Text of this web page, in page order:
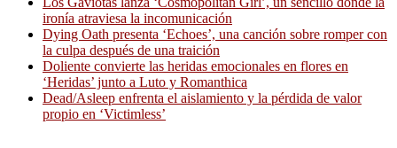
ironía atraviesa la incomunicación
Dying Oath presenta ‘Echoes’, una canción sobre romper con
la culpa después de una traición
Doliente convierte las heridas emocionales en flores en
‘Heridas’ junto a Luto y Romanthica
Dead/Asleep enfrenta el aislamiento y la pérdida de valor
propio en ‘Victimless’